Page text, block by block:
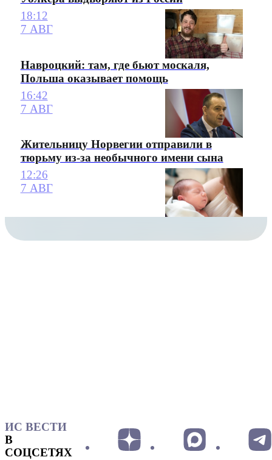
18:12
7 АВГ
Навроцкий: там, где бьют москаля,
Польша оказывает помощь
16:42
7 АВГ
Жительницу Норвегии отправили в
тюрьму из-за необычного имени сына
12:26
7 АВГ
ИС ВЕСТИ
В
СОЦСЕТЯХ